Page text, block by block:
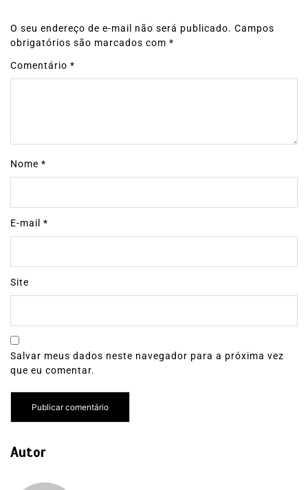
O seu endereço de e-mail não será publicado. Campos
obrigatórios são marcados com *
Comentário *
Nome *
E-mail *
Site
Salvar meus dados neste navegador para a próxima vez
que eu comentar.
Autor